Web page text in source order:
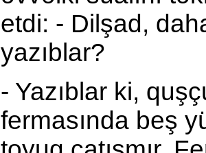
etdi: - Dilşad,
yazıblar?
- Yazıblar ki,
fermasında beş